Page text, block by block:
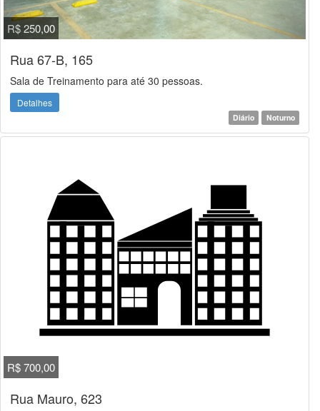
R$ 250,00
Rua 67-B, 165
Sala de Treinamento para até 30 pessoas.
Detalhes
Diário Noturno
R$ 700,00
Rua Mauro, 623